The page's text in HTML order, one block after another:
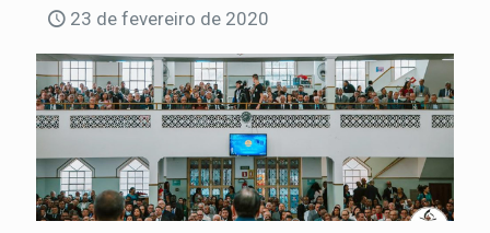
23 de fevereiro de 2020